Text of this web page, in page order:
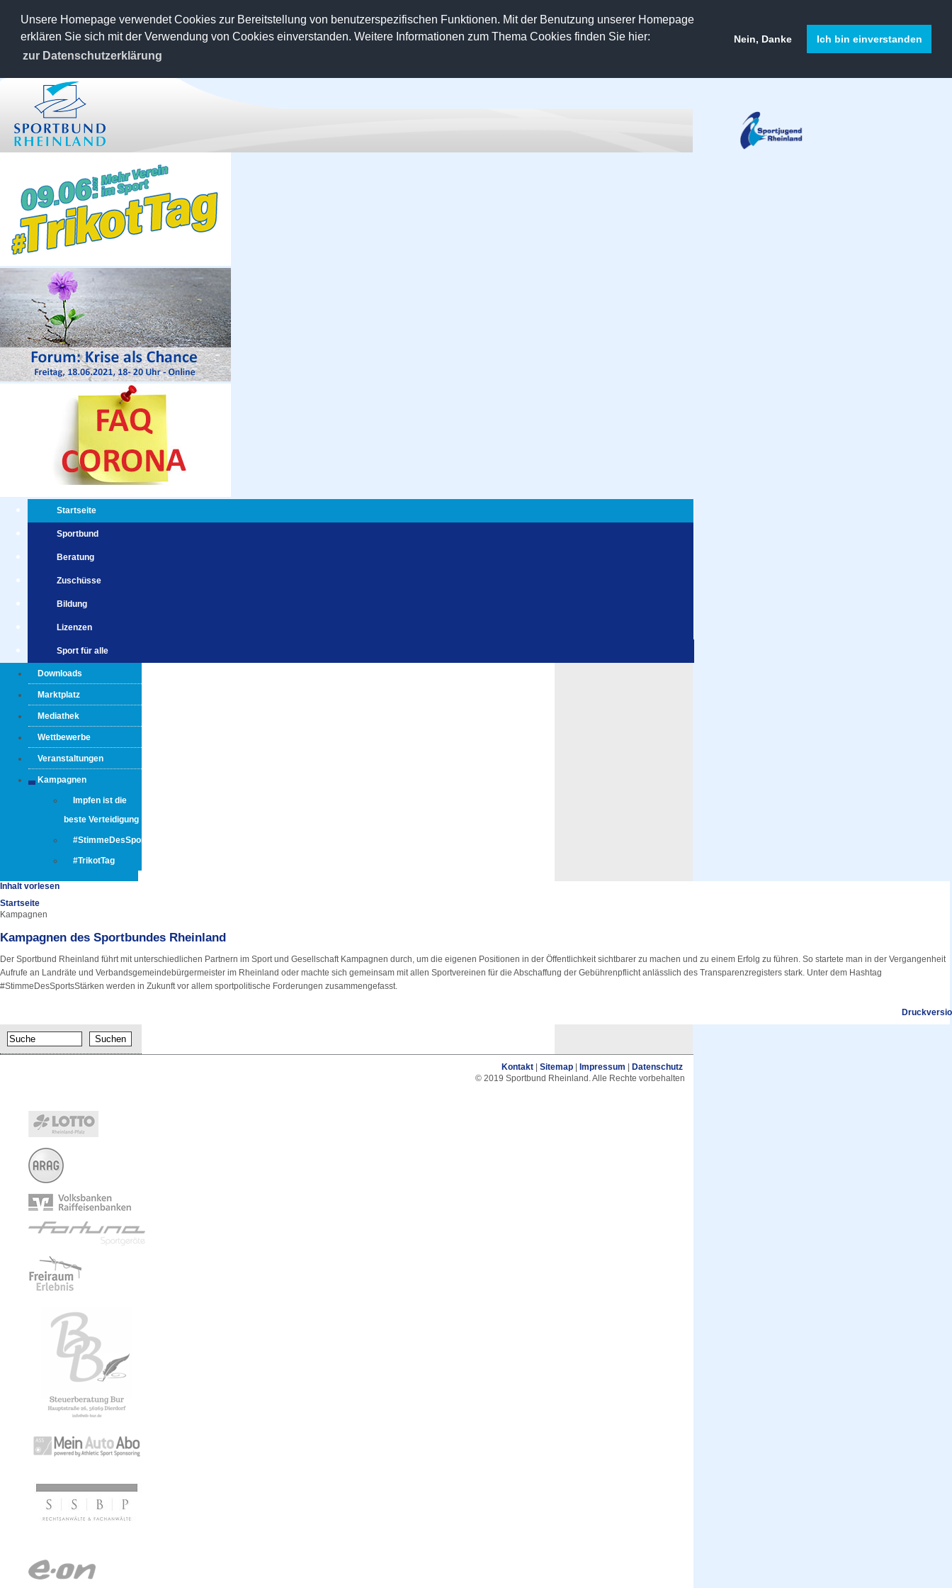
Unsere Homepage verwendet Cookies zur Bereitstellung von benutzerspezifischen Funktionen. Mit der Benutzung unserer Homepage
erklären Sie sich mit der Verwendung von Cookies einverstanden. Weitere Informationen zum Thema Cookies finden Sie hier:
zur Datenschutzerklärung
Nein, Danke Ich bin einverstanden
Startseite
Sportbund
Beratung
Zuschüsse
Bildung
Lizenzen
Sport für alle
Downloads
Marktplatz
Mediathek
Wettbewerbe
Veranstaltungen
Kampagnen
Impfen ist die
beste Verteidigung
#StimmeDesSportsStärken
#TrikotTag
Inhalt vorlesen
Startseite
Kampagnen
Kampagnen des Sportbundes Rheinland
Der Sportbund Rheinland führt mit unterschiedlichen Partnern im Sport und Gesellschaft Kampagnen durch, um die eigenen Positionen in der Öffentlichkeit sichtbarer zu machen und zu einem Erfolg zu führen. So startete man in der Vergangenheit
Aufrufe an Landräte und Verbandsgemeindebürgermeister im Rheinland oder machte sich gemeinsam mit allen Sportvereinen für die Abschaffung der Gebührenpflicht anlässlich des Transparenzregisters stark. Unter dem Hashtag
#StimmeDesSportsStärken werden in Zukunft vor allem sportpolitische Forderungen zusammengefasst.
Kontakt Sitemap Impressum
Datenschutz
© 2019 Sportbund Rheinland. Alle Rechte vorbehalten